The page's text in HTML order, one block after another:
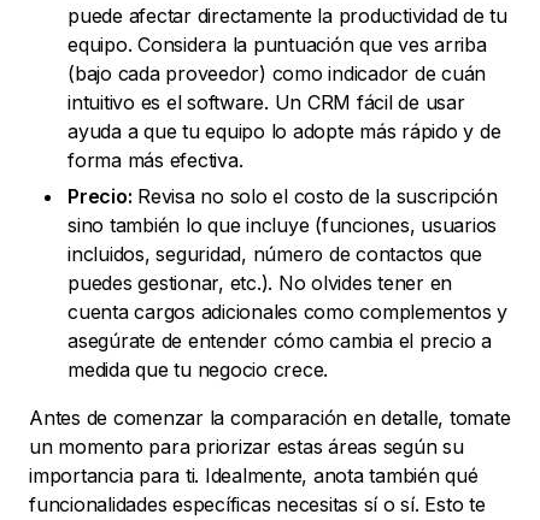
puede afectar directamente la productividad de tu
equipo. Considera la puntuación que ves arriba
(bajo cada proveedor) como indicador de cuán
intuitivo es el software. Un CRM fácil de usar
ayuda a que tu equipo lo adopte más rápido y de
forma más efectiva.
Precio: Revisa no solo el costo de la suscripción
sino también lo que incluye (funciones, usuarios
incluidos, seguridad, número de contactos que
puedes gestionar, etc.). No olvides tener en
cuenta cargos adicionales como complementos y
asegúrate de entender cómo cambia el precio a
medida que tu negocio crece.
Antes de comenzar la comparación en detalle, tomate
un momento para priorizar estas áreas según su
importancia para ti. Idealmente, anota también qué
funcionalidades específicas necesitas sí o sí. Esto te